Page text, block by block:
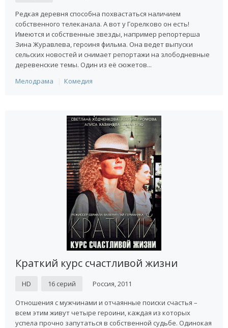
Редкая деревня способна похвастаться наличием
собственного телеканала. А вот у Горелково он есть!
Имеются и собственные звезды, например репортерша
Зина Журавлева, героиня фильма. Она ведет выпуски
сельских новостей и снимает репортажи на злободневные
деревенские темы. Один из её сюжетов...
Мелодрама
Комедия
Краткий курс счастливой жизни
HD 16 серий Россия, 2011
Отношения с мужчинами и отчаянные поиски счастья –
всем этим живут четыре героини, каждая из которых
успела прочно запутаться в собственной судьбе. Одинокая